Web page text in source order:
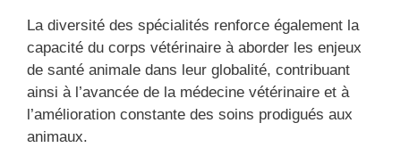
La diversité des spécialités renforce également la
capacité du corps vétérinaire à aborder les enjeux
de santé animale dans leur globalité, contribuant
ainsi à l’avancée de la médecine vétérinaire et à
l’amélioration constante des soins prodigués aux
animaux.